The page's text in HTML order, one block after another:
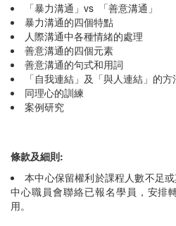
「暴力溝通」vs 「善意溝通」
暴力溝通的四個特點
人際溝通中各種情緒的處理
善意溝通的四個元素
善意溝通的句式和用詞
「自我連結」及「與人連結」的方
同理心的訓練
案例研究
條款及細則:
本中心保留權利於課程人數不足
中心職員會聯絡已報名學員，安排
用。